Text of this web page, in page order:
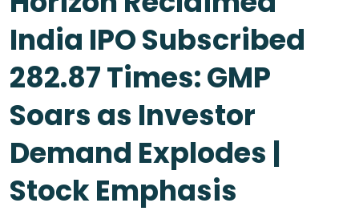
India IPO Subscribed
282.87 Times: GMP
Soars as Investor
Demand Explodes |
Stock Emphasis